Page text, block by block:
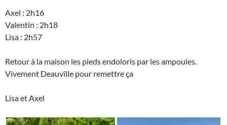
Axel : 2h16
Valentin : 2h18
Lisa : 2h57
Retour à la maison les pieds endoloris par les ampoules.
Vivement Deauville pour remettre ça
Lisa et Axel